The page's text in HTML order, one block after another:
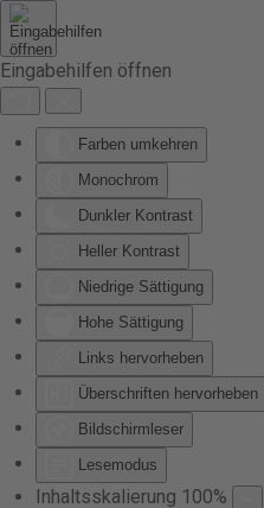
Eingabehilfen öffnen
Farben umkehren
Monochrom
Dunkler Kontrast
Heller Kontrast
Niedrige Sättigung
Hohe Sättigung
Links hervorheben
Überschriften hervorheben
Bildschirmleser
Lesemodus
Inhaltsskalierung 100%
Zum Hauptinhalt springen